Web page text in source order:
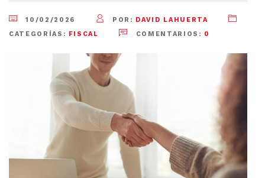
10/02/2026 POR:
DAVID LAHUERTA
CATEGORÍAS:
FISCAL COMENTARIOS: 0